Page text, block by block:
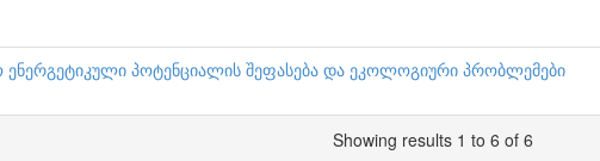
პოტენციალის შეფასება და ეკოლოგიური პრობლემები
Showing results 1 to 6 of 6